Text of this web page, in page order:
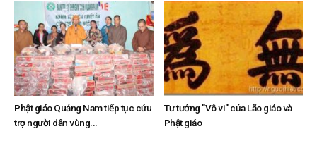
Phật giáo Quảng Nam tiếp tục cứu
trợ người dân vùng...
Tư tưởng "Vô vi" của Lão giáo và
Phật giáo